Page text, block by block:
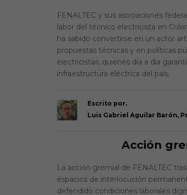
FENALTEC y sus asociaciones
labor del técnico electricista en
ha sabido convertirse en un actor
propuestas técnicas y en políticas
electricistas, quienes día a día
infraestructura eléctrica del país.
Escrito por.
Luis Gabriel Aguilar Barón,
Acción
La acción gremial de FENALTEC
espacios de interlocución
defendido condiciones laborales